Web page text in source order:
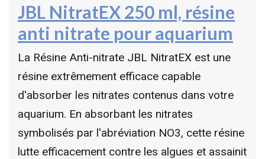
JBL NitratEX 250 ml, résine
anti nitrate pour aquarium
La Résine Anti-nitrate JBL NitratEX est une
résine extrêmement efficace capable
d'absorber les nitrates contenus dans votre
aquarium. En absorbant les nitrates
symbolisés par l'abréviation NO3, cette résine
lutte efficacement contre les algues et assainit